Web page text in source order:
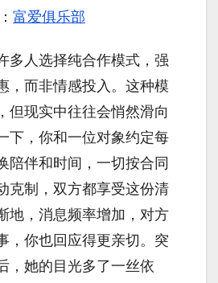
富爱俱乐部
多人选择纯合作模式，强
，而非情感投入。这种模
但现实中往往会悄然滑向
下，你和一位对象约定每
陪伴和时间，一切按合同
克制，双方都享受这份清
地，消息频率增加，对方
，你也回应得更亲切。突
，她的目光多了一丝依